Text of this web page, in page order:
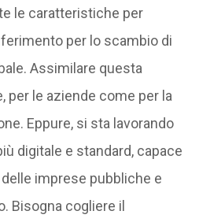
le caratteristiche per
per lo scambio di
Assimilare questa
per le aziende come per la
Eppure, si sta lavorando
digitale e standard, capace
imprese pubbliche e
Bisogna cogliere il